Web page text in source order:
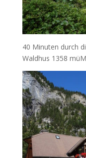
40 Minuten durch
Waldhus 1358 müM